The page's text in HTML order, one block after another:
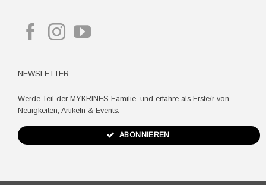
NEWSLETTER
Werde Teil der MYKRINES Familie, und erfahre als Erste/r von
Neuigkeiten, Artikeln & Events.
ABONNIEREN